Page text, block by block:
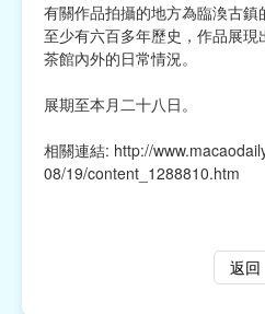
有關作品拍攝的地方為臨渙古
至少有六百多年歷史，作品展
茶館內外的日常情況。
展期至本月二十八日。
相關連結: http://
08/19/content_1288810.htm
返回